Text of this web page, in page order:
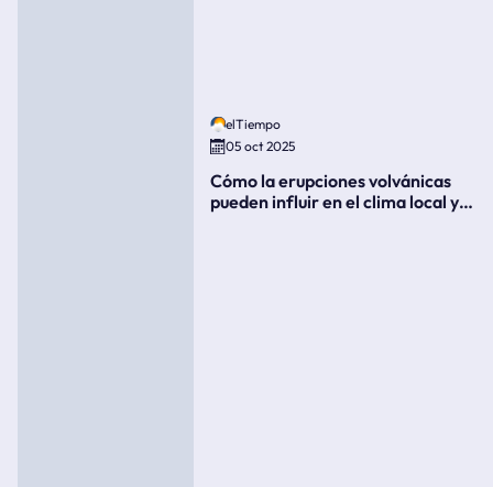
elTiempo
05 oct 2025
Cómo la erupciones volvánicas
pueden influir en el clima local y